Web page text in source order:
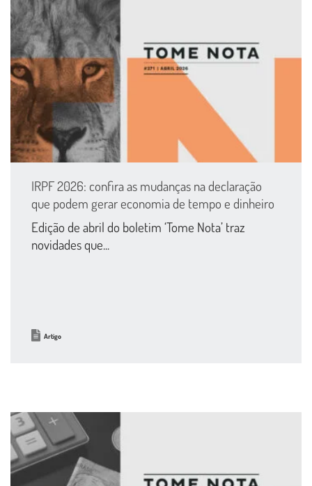
IRPF 2026: confira as mudanças na declaração
que podem gerar economia de tempo e dinheiro
Edição de abril do boletim ‘Tome Nota’ traz
novidades que...
Artigo